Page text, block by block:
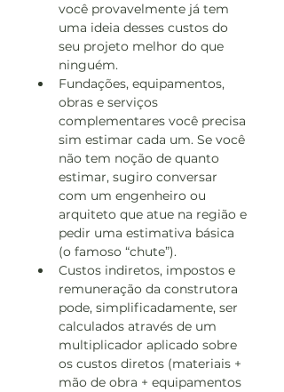
você provavelmente já tem
uma ideia desses custos do
seu projeto melhor do que
ninguém.
Fundações, equipamentos,
obras e serviços
complementares você precisa
sim estimar cada um. Se você
não tem noção de quanto
estimar, sugiro conversar
com um engenheiro ou
arquiteto que atue na região e
pedir uma estimativa básica
(o famoso “chute”).
Custos indiretos, impostos e
remuneração da construtora
pode, simplificadamente, ser
calculados através de um
multiplicador aplicado sobre
os custos diretos (materiais +
mão de obra + equipamentos